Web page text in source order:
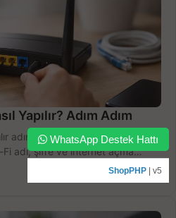
Yapılır? Adım Adım
adım adım öğrenin. Kablo
Fi adı, şifre ve internet açma
WhatsApp Destek Hattı
ShopPHP | v5